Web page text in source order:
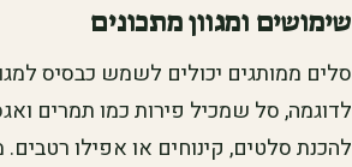
שימושים ומגוון מתכונים
סלים ממותגים יכולים לשמש כבסיס
לדוגמה, סל שמכיל פירות כמו תמרים
להכנת סלטים, קינוחים או אפילו